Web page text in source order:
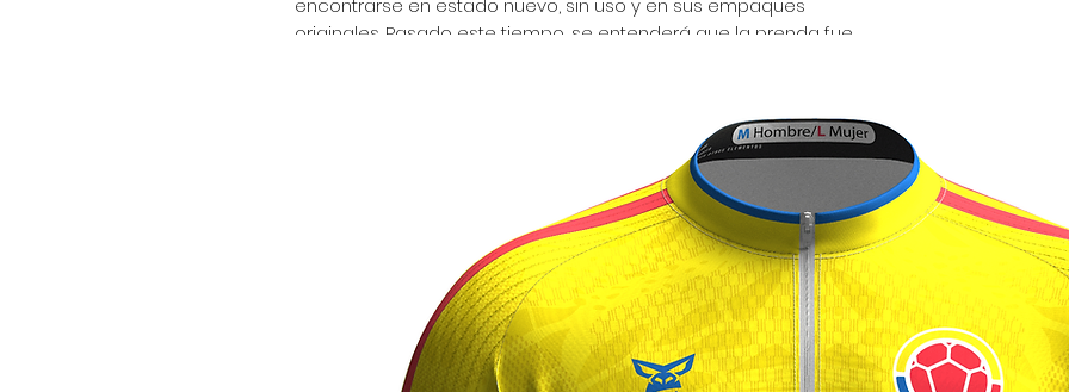
encontrarse en estado nuevo, sin uso y en sus empaques
originales. Pasado este tiempo, se entenderá que la prenda fue